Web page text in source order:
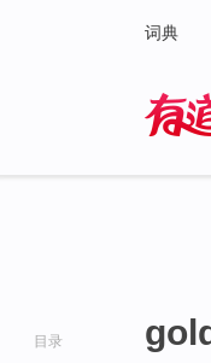
词典
目录